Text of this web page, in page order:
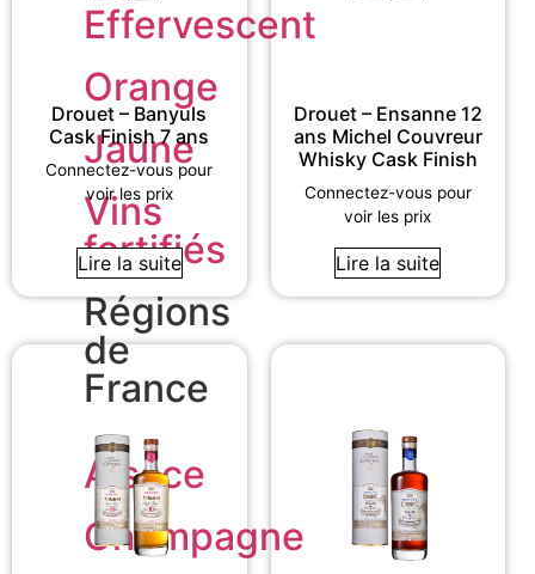
Effervescent
Orange
Jaune
Vins
fortifiés
Régions
de
France
Alsace
Champagne
Drouet – Banyuls
Cask Finish 7 ans
Connectez-vous pour
voir les prix
Lire la suite
Drouet – Ensanne 12
ans Michel Couvreur
Whisky Cask Finish
Connectez-vous pour
voir les prix
Lire la suite